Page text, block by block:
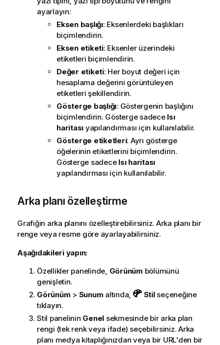
ayarlayın:
Eksen başlığı: Eksenlerdeki başlıkları
biçimlendirin.
Eksen etiketi: Eksenler üzerindeki
etiketleri biçimlendirin.
Değer etiketi: Her boyut değeri için
hesaplama değerini görüntüleyen
etiketleri şekillendirin.
Gösterge başlığı: Göstergenin başlığını
biçimlendirin. Gösterge sadece Isı
haritası yapılandırması için kullanılabilir.
Gösterge etiketleri: Ayrı gösterge
öğelerinin etiketlerini biçimlendirin.
Gösterge sadece Isı haritası
yapılandırması için kullanılabilir.
Arka planı özelleştirme
Grafiğin arka planını özelleştirebilirsiniz. Arka planı bir
renge veya resme göre ayarlayabilirsiniz.
Aşağıdakileri yapın:
Özellikler panelinde, Görünüm bölümünü
genişletin.
Görünüm > Sunum altında, Stilseçeneğine
tıklayın.
Stil panelinin Genel sekmesinde bir arka plan
rengi (tek renk veya ifade) seçebilirsiniz. Arka
planı medya kitaplığınızdan veya bir URL'den bir